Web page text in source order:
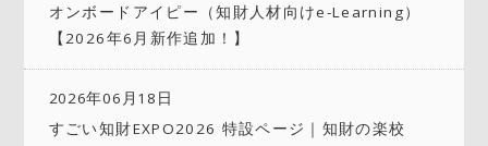
オンボードアイピー（知財人材向けe-Learning）
【2026年6月新作追加！】
2026年06月18日
すごい知財EXPO2026 特設ページ｜知財の楽校